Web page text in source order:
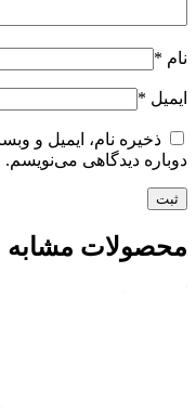
نام *
ایمیل *
ذخیره نام، ایمیل و
دوباره دیدگاهی می‌نویسم.
محصولات مشابه